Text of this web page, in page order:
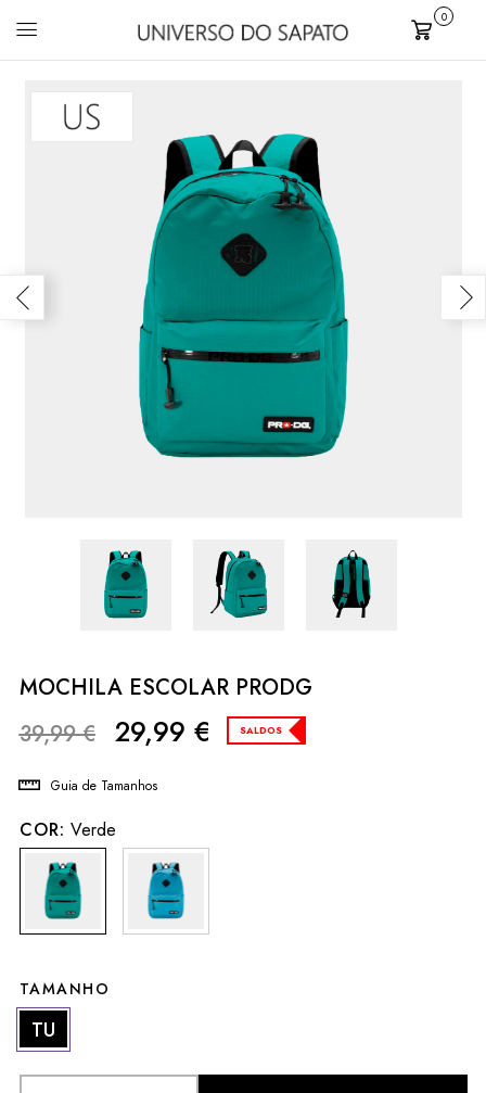
Carrinho
0
MOCHILA ESCOLAR PRODG
39,99€ 29,99 € SALDOS
Guia de Tamanhos
COR: Verde
TAMANHO
TU